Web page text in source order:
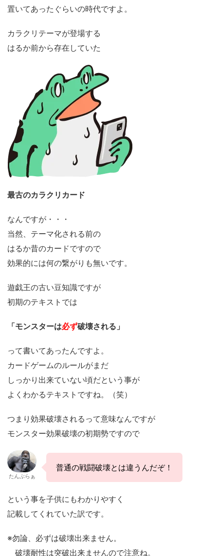
置いてあったぐらいの時代ですよ。
カラクリテーマが登場する
はるか前から存在していた
最古のカラクリカード
なんですが・・・
当然、テーマ化される前の
はるか昔のカードですので
効果的には何の繋がりも無いです。
遊戯王の古い豆知識ですが
初期のテキストでは
「モンスターは必ず破壊される」
って書いてあったんですよ。
カードゲームのルールがまだ
しっかり出来ていない頃だという事が
よくわかるテキストですね。（笑）
つまり効果破壊されるって意味なんですが
モンスター効果破壊の初期勢ですので
たんぶらぁ
普通の戦闘破壊とは違うんだぞ！
という事を子供にもわかりやすく
記載してくれていた訳です。
※勿論、必ずは破壊出来ません。
破壊耐性は突破出来ませんので注意ね。